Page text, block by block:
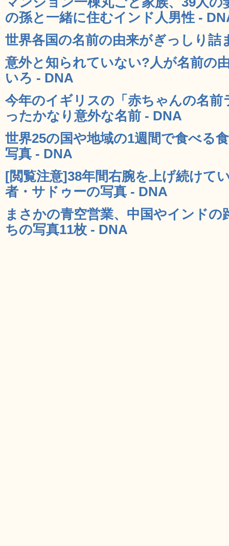
の孫と一緒に住むインド人男性 -
世界各国の名前の由来がぎっしり詰
意外と知られていない?人が名前の
いろ - DNA
今年のイギリスの「赤ちゃんの名前
ったかなり意外な名前 - DNA
世界25の国や地域の1週間で食べる
写真 - DNA
[閲覧注意]38年間右腕を上げ続けて
者・サドゥーの写真 - DNA
まさかの青空営業、中国やインドの
ちの写真11枚 - DNA